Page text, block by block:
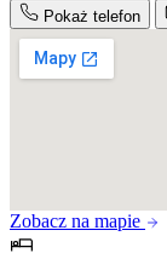
Pokaż telefon
Zobacz na mapie